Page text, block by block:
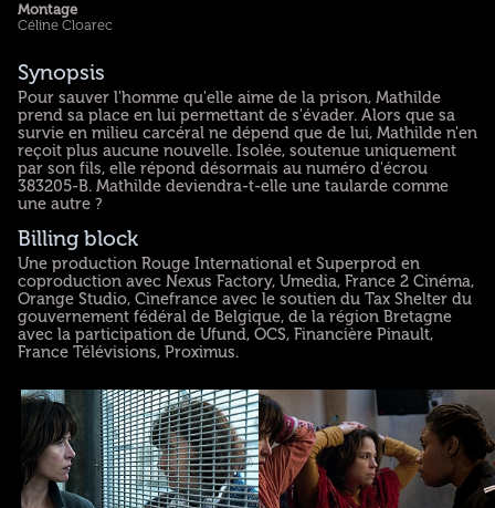
Montage
Céline Cloarec
Synopsis
Pour sauver l'homme qu'elle aime de la prison, Mathilde
prend sa place en lui permettant de s'évader. Alors que sa
survie en milieu carcéral ne dépend que de lui, Mathilde n'en
reçoit plus aucune nouvelle. Isolée, soutenue uniquement
par son fils, elle répond désormais au numéro d'écrou
383205-B. Mathilde deviendra-t-elle une taularde comme
une autre ?
Billing block
Une production Rouge International et Superprod en
coproduction avec Nexus Factory, Umedia, France 2 Cinéma,
Orange Studio, Cinefrance avec le soutien du Tax Shelter du
gouvernement fédéral de Belgique, de la région Bretagne
avec la participation de Ufund, OCS, Financière Pinault,
France Télévisions, Proximus.